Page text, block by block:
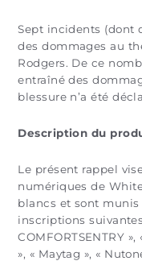
Sept incidents (dont
des dommages au
Rodgers. De ce
entraîné des
blessure n’a été
Description du
Le présent rappel
numériques de
blancs et sont munis
inscriptions
COMFORTSENTRY
», « Maytag », «